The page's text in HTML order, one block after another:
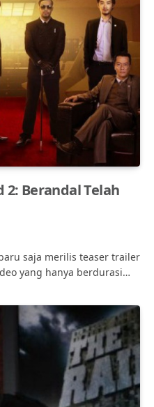
2: Berandal Telah
baru saja merilis teaser trailer
yang hanya berdurasi…